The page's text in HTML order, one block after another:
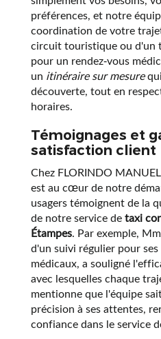
préférences, et notre
coordination de votre
circuit touristique ou d'un
pour un rendez-vous
un itinéraire sur mesure
découverte, tout en
horaires.
Témoignages et
satisfaction client
Chez FLORINDO
est au cœur de notre
usagers témoignent de la
de notre service de taxi
Étampes. Par exemple,
d'un suivi régulier pour
médicaux, a souligné
avec lesquelles chaque
mentionne que l'équipe
précision à ses attentes,
confiance dans le service